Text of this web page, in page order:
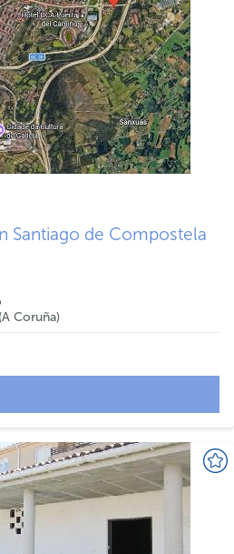
Santiago de Compostela
A Coruña